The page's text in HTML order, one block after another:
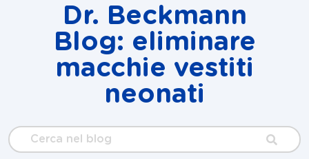
Dr. Beckmann
Blog: eliminare
macchie vestiti
neonati
Cerca
nel